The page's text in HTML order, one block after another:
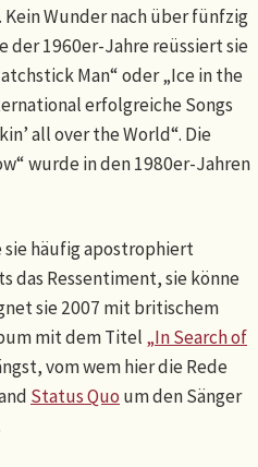
Wunder nach über fünfzig
der 1960er-Jahre reüssiert sie
Man“ oder „Ice in the
erfolgreiche Songs
all over the World“. Die
wurde in den 1980er-Jahren
sie häufig apostrophiert
das Ressentiment, sie könne
sie 2007 mit britischem
mit dem Titel „In Search of
vom wem hier die Rede
Status Quoum den Sänger